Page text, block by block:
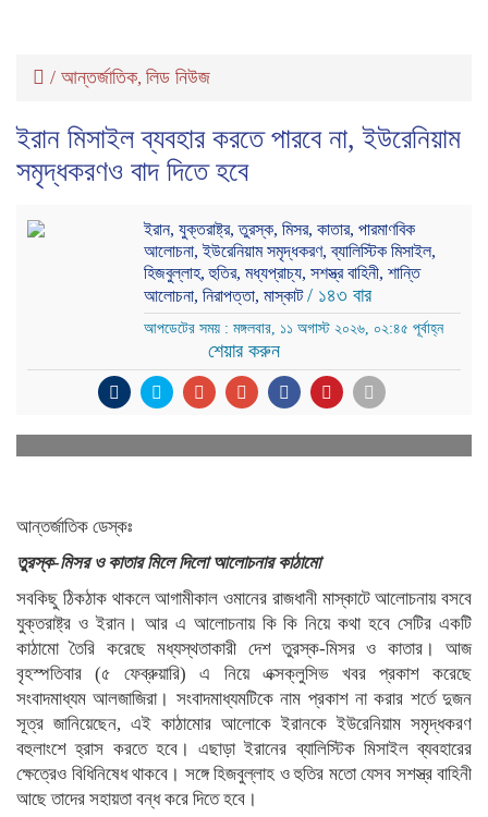
/ আন্তর্জাতিক, লিড নিউজ
ইরান মিসাইল ব্যবহার করতে পারবে না, ইউরেনিয়াম
সমৃদ্ধকরণও বাদ দিতে হবে
ইরান, যুক্তরাষ্ট্র, তুরস্ক, মিসর, কাতার, পারমাণবিক
আলোচনা, ইউরেনিয়াম সমৃদ্ধকরণ, ব্যালিস্টিক মিসাইল,
হিজবুল্লাহ, হুতির, মধ্যপ্রাচ্য, সশস্ত্র বাহিনী, শান্তি
আলোচনা, নিরাপত্তা, মাস্কাট/ ১৪৩ বার
আপডেটের সময় : মঙ্গলবার, ১১ অগাস্ট ২০২৬, ০২:৪৫ পূর্বাহ্ন
শেয়ার করুন
আন্তর্জাতিক ডেস্কঃ
তুরস্ক-মিসর ও কাতার মিলে দিলো আলোচনার কাঠামো
সবকিছু ঠিকঠাক থাকলে আগামীকাল ওমানের রাজধানী মাস্কাটে আলোচনায় বসবে
যুক্তরাষ্ট্র ও ইরান। আর এ আলোচনায় কি কি নিয়ে কথা হবে সেটির একটি
কাঠামো তৈরি করেছে মধ্যস্থতাকারী দেশ তুরস্ক-মিসর ও কাতার। আজ
বৃহস্পতিবার (৫ ফেব্রুয়ারি) এ নিয়ে এক্সক্লুসিভ খবর প্রকাশ করেছে
সংবাদমাধ্যম আলজাজিরা। সংবাদমাধ্যমটিকে নাম প্রকাশ না করার শর্তে দুজন
সূত্র জানিয়েছেন, এই কাঠামোর আলোকে ইরানকে ইউরেনিয়াম সমৃদ্ধকরণ
বহুলাংশে হ্রাস করতে হবে। এছাড়া ইরানের ব্যালিস্টিক মিসাইল ব্যবহারের
ক্ষেত্রেও বিধিনিষেধ থাকবে। সঙ্গে হিজবুল্লাহ ও হুতির মতো যেসব সশস্ত্র বাহিনী
আছে তাদের সহায়তা বন্ধ করে দিতে হবে।